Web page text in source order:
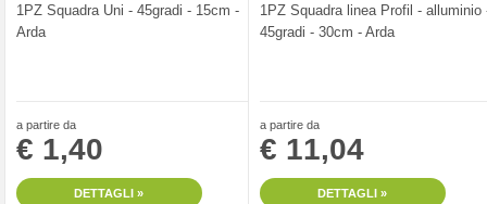
1PZ Squadra Uni - 45gradi - 15cm -
Arda
a partire da
€ 1,40
DETTAGLI »
1PZ Squadra linea Profil - alluminio
45gradi - 30cm - Arda
a partire da
€ 11,04
DETTAGLI »